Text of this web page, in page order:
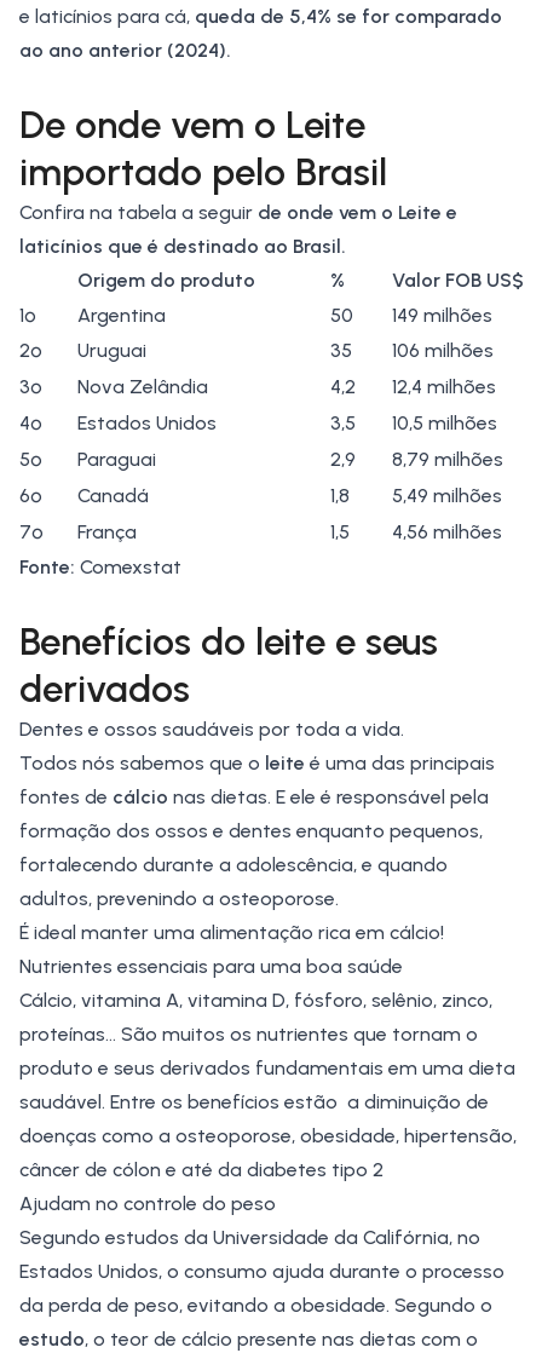
e laticínios para cá, queda de 5,4% se for comparado
ao ano anterior (2024).
De onde vem o Leite
importado pelo Brasil
Confira na tabela a seguir de onde vem o Leite e
laticínios que é destinado ao Brasil.
Origem do produto
%
Valor FOB US$
1º
Argentina 50
149 milhões
2º
Uruguai 35
106 milhões
3º
Nova Zelândia 4,2
12,4 milhões
4º
Estados Unidos 3,5
10,5 milhões
5º
Paraguai 2,9
8,79 milhões
6º
Canadá 1,8
5,49 milhões
7º
França 1,5
4,56 milhões
Fonte: Comexstat
Benefícios do leite e seus
derivados
Dentes e ossos saudáveis por toda a vida.
Todos nós sabemos que o leite é uma das principais
fontes de cálcio nas dietas. E ele é responsável pela
formação dos ossos e dentes enquanto pequenos,
fortalecendo durante a adolescência, e quando
adultos, prevenindo a osteoporose.
É ideal manter uma alimentação rica em cálcio!
Nutrientes essenciais para uma boa saúde
Cálcio, vitamina A, vitamina D, fósforo, selênio, zinco,
proteínas… São muitos os nutrientes que tornam o
produto e seus derivados fundamentais em uma dieta
saudável. Entre os benefícios estão a diminuição de
doenças como a osteoporose, obesidade, hipertensão,
câncer de cólon e até da diabetes tipo 2
Ajudam no controle do peso
Segundo estudos da Universidade da Califórnia, no
Estados Unidos, o consumo ajuda durante o processo
da perda de peso, evitando a obesidade. Segundo o
estudo, o teor de cálcio presente nas dietas com o